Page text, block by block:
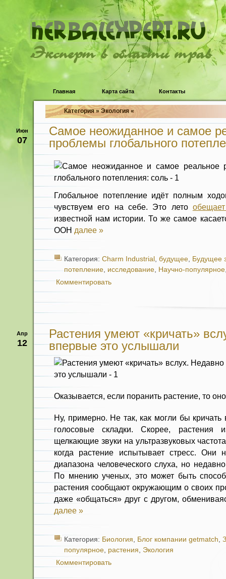
Эксперт в области трав
Главная Карта сайта Контакты
Категория » Экология «
Июн
07
Самое неожиданное и самое
проблемы глобального
Глобальное потепление идёт полным
чувствуем его на себе. Это лето
известной нам истории. То же самое
ООН далее »
Категория: Charm Industrial , будущее, Будущее
потепление, исследование, Научно-популярное
Комментировать
Апр
12
Растения умеют «кричать»
впервые это услышали
Оказывается, если поранить растение, то
Ну, примерно. Не так, как могли бы
голосовые складки. Скорее, растения
щелкающие звуки на ультразвуковых
когда растение испытывает стресс. Они
диапазона человеческого слуха, но
По мнению ученых, это может быть
растения сообщают окружающим о своих
даже «общаться» друг с другом,
далее »
Категория: Биология, Блог компании getmatch,
популярное, растения, Экология
Комментировать